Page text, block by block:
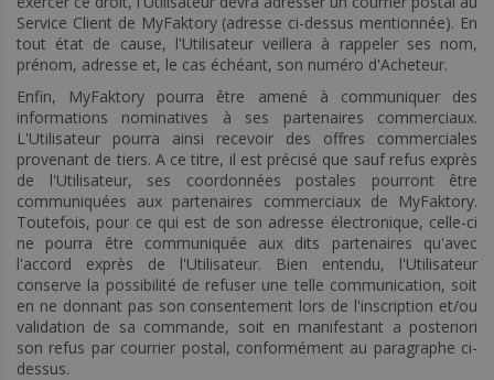
Service Client de MyFaktory (adresse ci-dessus mentionnée). En
tout état de cause, l'Utilisateur veillera à rappeler ses nom,
prénom, adresse et, le cas échéant, son numéro d'Acheteur.
Enfin, MyFaktory pourra être amené à communiquer des
informations nominatives à ses partenaires commerciaux.
L'Utilisateur pourra ainsi recevoir des offres commerciales
provenant de tiers. A ce titre, il est précisé que sauf refus exprès
de l'Utilisateur, ses coordonnées postales pourront être
communiquées aux partenaires commerciaux de MyFaktory.
Toutefois, pour ce qui est de son adresse électronique, celle-ci
ne pourra être communiquée aux dits partenaires qu'avec
l'accord exprès de l'Utilisateur. Bien entendu, l'Utilisateur
conserve la possibilité de refuser une telle communication, soit
en ne donnant pas son consentement lors de l'inscription et/ou
validation de sa commande, soit en manifestant a posteriori
son refus par courrier postal, conformément au paragraphe ci-
dessus.